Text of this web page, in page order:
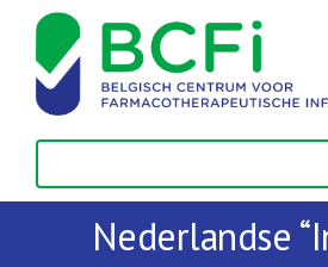
content
Nederlandse